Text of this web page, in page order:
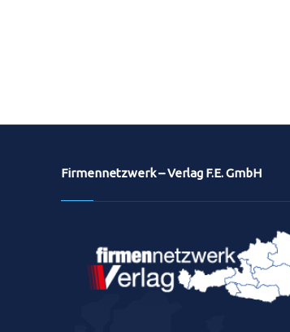
Firmennetzwerk – Verlag F.E. GmbH